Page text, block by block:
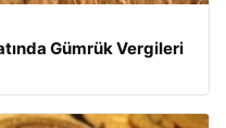
Gümrük Vergileri